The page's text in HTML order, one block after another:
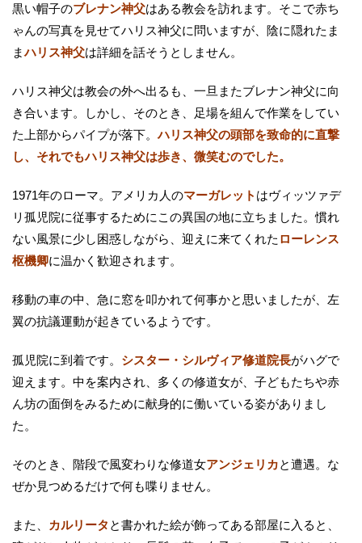
黒い帽子のブレナン神父はある教会を訪れます。そこで赤ち
ゃんの写真を見せてハリス神父に問いますが、陰に隠れたま
まハリス神父は詳細を話そうとしません。
ハリス神父は教会の外へ出るも、一旦またブレナン神父に向
き合います。しかし、そのとき、足場を組んで作業をしてい
た上部からパイプが落下。ハリス神父の頭部を致命的に直撃
し、それでもハリス神父は歩き、微笑むのでした。
1971年のローマ。アメリカ人のマーガレット はヴィッツァデ
リ孤児院に従事するためにこの異国の地に立ちました。慣れ
ない風景に少し困惑しながら、迎えに来てくれた ローレンス
枢機卿に温かく歓迎されます。
移動の車の中、急に窓を叩かれて何事かと思いましたが、左
翼の抗議運動が起きているようです。
孤児院に到着です。 シスター・シルヴィア修道院長がハグで
迎えます。中を案内され、多くの修道女が、子どもたちや赤
ん坊の面倒をみるために献身的に働いている姿がありまし
た。
そのとき、階段で風変わりな修道女アンジェリカと遭遇。な
ぜか見つめるだけで何も喋りません。
また、 カルリータ と書かれた絵が飾ってある部屋に入ると、